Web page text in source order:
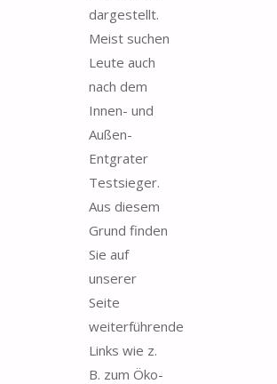
dargestellt.
Meist suchen
Leute auch
nach dem
Innen- und
Außen-
Entgrater
Testsieger.
Aus diesem
Grund finden
Sie auf
unserer
Seite
weiterführende
Links wie z.
B. zum Öko-